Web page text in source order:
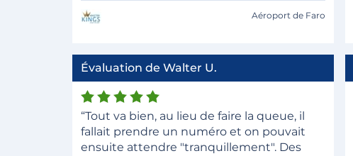
Aéroport de Faro
Évaluation de Walter U.
“Tout va bien, au lieu de faire la queue, il
fallait prendre un numéro et on pouvait
ensuite attendre "tranquillement". Des